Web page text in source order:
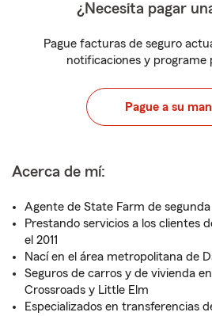
¿Necesita pagar
Pague facturas de seguro
notificaciones y programe
Pague a su
Acerca de mí:
Agente de State Farm de
Prestando servicios a los clientes
el 2011
Nací en el área metropolitana de
Seguros de carros y de vivienda
Crossroads y Little Elm
Especializados en transferencias